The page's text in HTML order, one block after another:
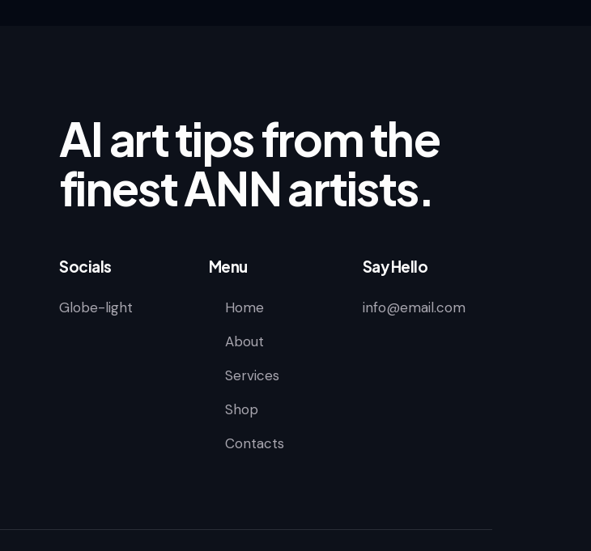
AI art tips from the
finest ANN artists.
Socials
Globe-light
Menu
Home
About
Services
Shop
Contacts
Say Hello
info@email.com